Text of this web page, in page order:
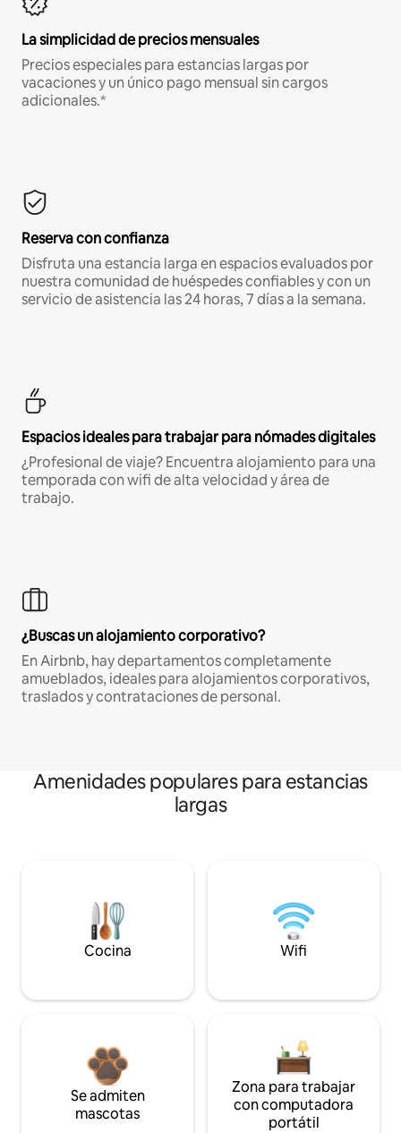
La simplicidad de precios mensuales
Precios especiales para estancias largas por
vacaciones y un único pago mensual sin cargos
adicionales.*
Reserva con confianza
Disfruta una estancia larga en espacios evaluados por
nuestra comunidad de huéspedes confiables y con un
servicio de asistencia las 24 horas, 7 días a la semana.
Espacios ideales para trabajar para nómades digitales
¿Profesional de viaje? Encuentra alojamiento para una
temporada con wifi de alta velocidad y área de
trabajo.
¿Buscas un alojamiento corporativo?
En Airbnb, hay departamentos completamente
amueblados, ideales para alojamientos corporativos,
traslados y contrataciones de personal.
Amenidades populares para estancias
largas
Cocina Wifi
Se admiten
mascotas
Zona para trabajar
con computadora
portátil